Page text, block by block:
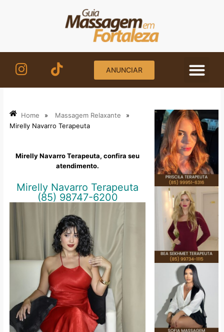
ANUNCIAR
Home » Massagem Relaxante
»
Mirelly Navarro Terapeuta
Mirelly Navarro Terapeuta, confira seu
atendimento.
Mirelly Navarro Terapeuta
(85) 98747-6200